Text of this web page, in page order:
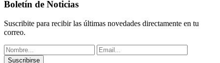
Boletín de Noticias
Suscribite para recibir las últimas novedades directamente en tu
correo.
Suscribirse